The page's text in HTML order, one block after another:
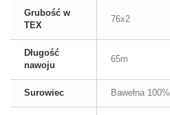
Grubość w
TEX
76x2
Długość
nawoju
65m
Surowiec Bawełna 100%